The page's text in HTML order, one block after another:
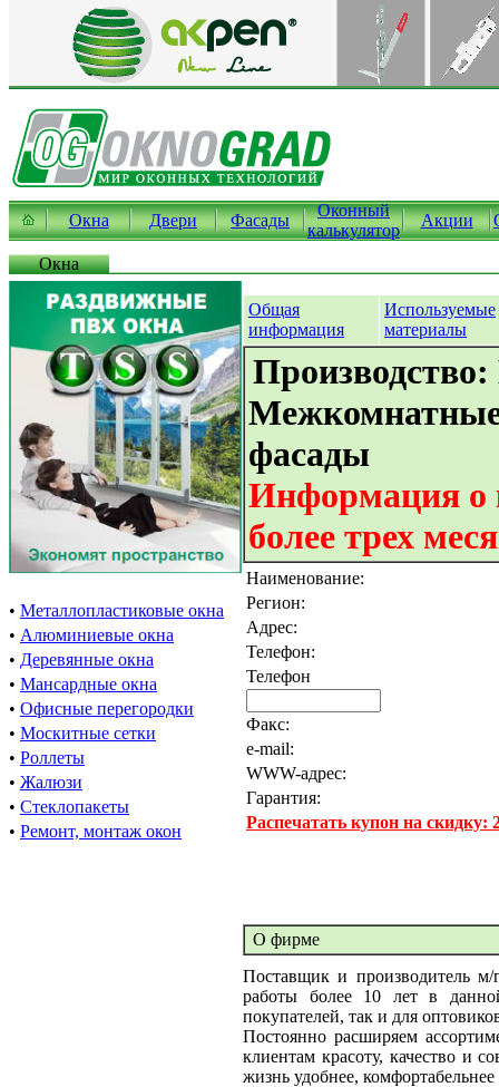
Окна Двери Фасады
Оконный
калькулятор
Акции
Окна
• Металлопластиковые окна
• Алюминиевые окна
• Деревянные окна
• Мансардные окна
• Офисные перегородки
• Москитные сетки
• Роллеты
• Жалюзи
• Стеклопакеты
• Ремонт, монтаж окон
Общая
информация
Используемые
материалы
Межкомнатные
фасады
Информация о
более трех
Наименование:
Регион:
Адрес:
Телефон:
Телефон
Факс:
e-mail:
WWW-адрес:
Гарантия:
Распечатать купон на скидку:
О фирме
Поставщик и производитель
работы более 10 лет в
покупателей, так и для
Постоянно расширяем
клиентам красоту, качество и
жизнь удобнее, комфортабельнее